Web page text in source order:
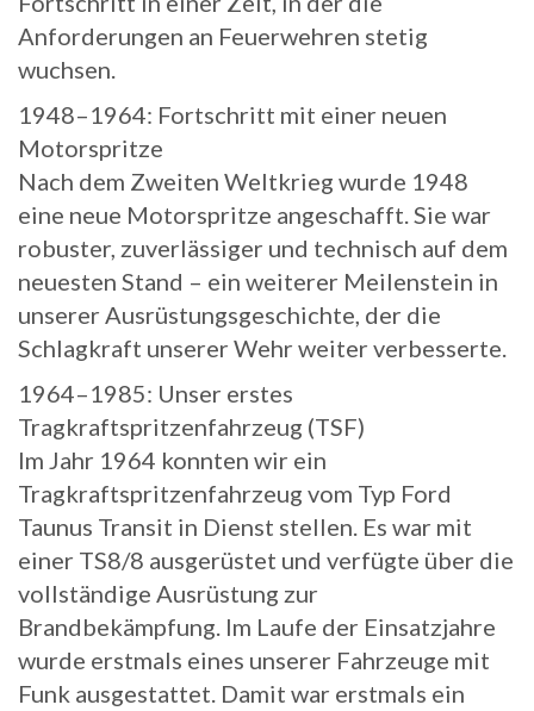
Anforderungen an Feuerwehren stetig
wuchsen.
1948–1964: Fortschritt mit einer neuen
Motorspritze
Nach dem Zweiten Weltkrieg wurde 1948
eine neue Motorspritze angeschafft. Sie war
robuster, zuverlässiger und technisch auf dem
neuesten Stand – ein weiterer Meilenstein in
unserer Ausrüstungsgeschichte, der die
Schlagkraft unserer Wehr weiter verbesserte.
1964–1985: Unser erstes
Tragkraftspritzenfahrzeug (TSF)
Im Jahr 1964 konnten wir ein
Tragkraftspritzenfahrzeug vom Typ Ford
Taunus Transit in Dienst stellen. Es war mit
einer TS8/8 ausgerüstet und verfügte über die
vollständige Ausrüstung zur
Brandbekämpfung. Im Laufe der Einsatzjahre
wurde erstmals eines unserer Fahrzeuge mit
Funk ausgestattet. Damit war erstmals ein